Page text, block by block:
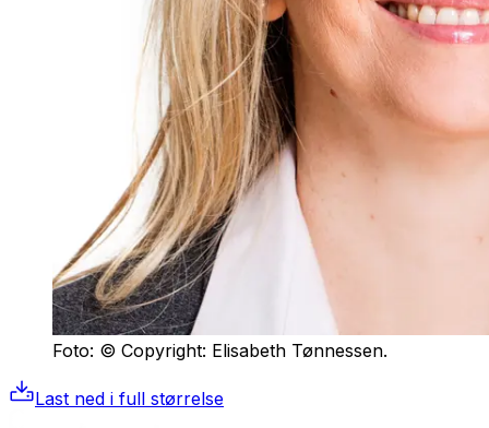
Foto: © Copyright: Elisabeth Tønnessen.
Last ned i full størrelse